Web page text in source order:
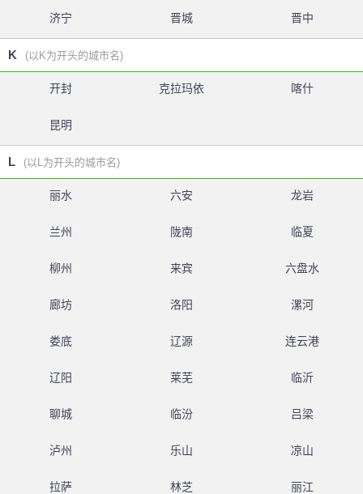
济宁 晋城 晋中
K (以K为开头的城市名)
开封 克拉玛依 喀什
昆明
L (以L为开头的城市名)
丽水 六安 龙岩
兰州 陇南 临夏
柳州 来宾 六盘水
廊坊 洛阳 漯河
娄底 辽源 连云港
辽阳 莱芜 临沂
聊城 临汾 吕梁
泸州 乐山 凉山
拉萨 林芝 丽江